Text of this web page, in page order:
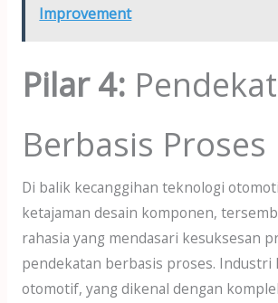
Improvement
Pilar 4:
Berbasis Proses
Di balik kecanggihan teknologi
ketajaman desain komponen,
rahasia yang mendasari kesuksesan
pendekatan berbasis proses. Industri
otomotif, yang dikenal dengan